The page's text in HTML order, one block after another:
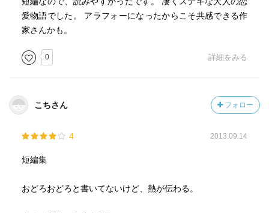
愛物語でした。 アラフォーになったからこそ共感できる作
家さんかも。
0 詳細をみる
こちさん フォロー
4 2013.09.14
短編集
おどろおどろと書いてないけど、熱が伝わる。